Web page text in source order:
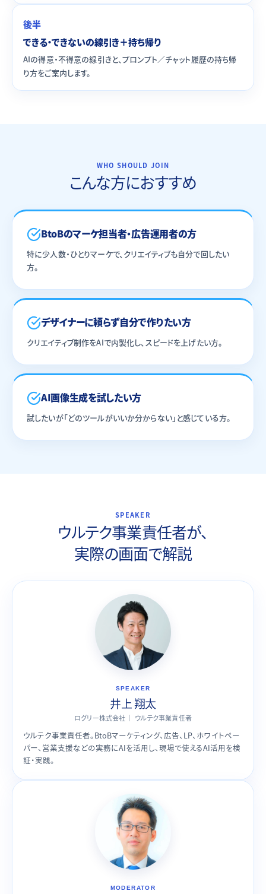
後半
できる・できないの線引き＋持ち帰り
AIの得意・不得意の線引きと、プロンプト／チャット履歴の持ち帰
り方をご案内します。
WHO SHOULD JOIN
こんな方におすすめ
BtoBのマーケ担当者・広告運用者の方
特に少人数・ひとりマーケで、クリエイティブも自分で回したい
方。
デザイナーに頼らず自分で作りたい方
クリエイティブ制作をAIで内製化し、スピードを上げたい方。
AI画像生成を試したい方
試したいが「どのツールがいいか分からない」と感じている方。
SPEAKER
ウルテク事業責任者が、
実際の画面で解説
SPEAKER
井上 翔太
ログリー株式会社 ｜ ウルテク事業責任者
ウルテク事業責任者。BtoBマーケティング、広告、LP、ホワイトペー
パー、営業支援などの実務にAIを活用し、現場で使えるAI活用を検
証・実践。
MODERATOR